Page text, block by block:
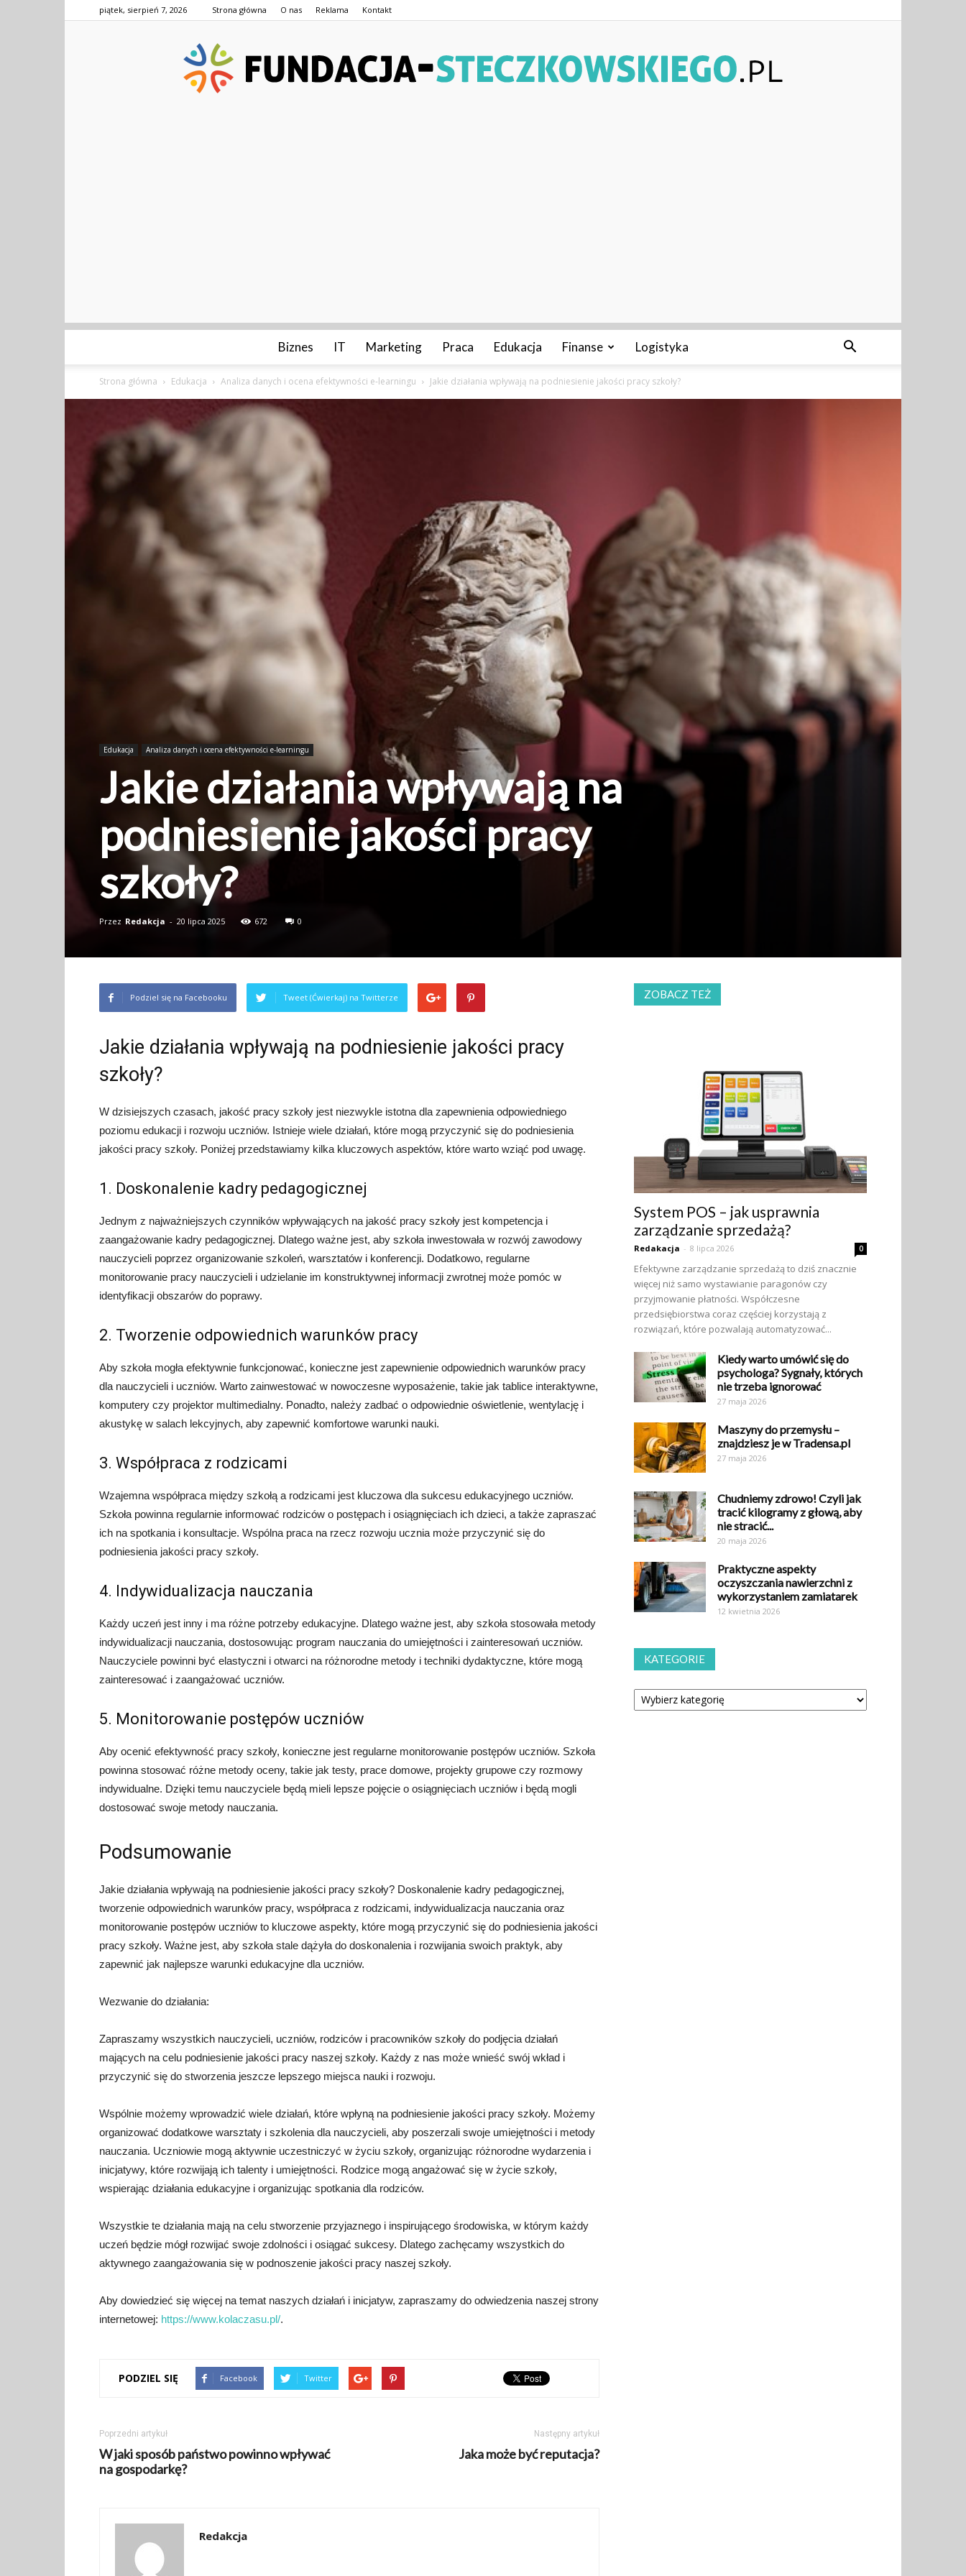
piątek, sierpień 7, 2026 Strona główna O nas Reklama Kontakt
Biznes IT Marketing Praca Edukacja Finanse Logistyka
Strona główna Edukacja Analiza danych i ocena efektywności e-learningu Jakie działania wpływają na podniesienie jakości pracy szkoły?
Edukacja Analiza danych i ocena efektywności e-learningu
Jakie działania wpływają na
podniesienie jakości pracy
szkoły?
Przez Redakcja - 20 lipca 2025 672 0
Podziel się na Facebooku Tweet (Ćwierkaj) na Twitterze
Jakie działania wpływają na podniesienie jakości pracy
szkoły?
W dzisiejszych czasach, jakość pracy szkoły jest niezwykle istotna dla zapewnienia odpowiedniego
poziomu edukacji i rozwoju uczniów. Istnieje wiele działań, które mogą przyczynić się do podniesienia
jakości pracy szkoły. Poniżej przedstawiamy kilka kluczowych aspektów, które warto wziąć pod uwagę.
1. Doskonalenie kadry pedagogicznej
Jednym z najważniejszych czynników wpływających na jakość pracy szkoły jest kompetencja i
zaangażowanie kadry pedagogicznej. Dlatego ważne jest, aby szkoła inwestowała w rozwój zawodowy
nauczycieli poprzez organizowanie szkoleń, warsztatów i konferencji. Dodatkowo, regularne
monitorowanie pracy nauczycieli i udzielanie im konstruktywnej informacji zwrotnej może pomóc w
identyfikacji obszarów do poprawy.
2. Tworzenie odpowiednich warunków pracy
Aby szkoła mogła efektywnie funkcjonować, konieczne jest zapewnienie odpowiednich warunków pracy
dla nauczycieli i uczniów. Warto zainwestować w nowoczesne wyposażenie, takie jak tablice interaktywne,
komputery czy projektor multimedialny. Ponadto, należy zadbać o odpowiednie oświetlenie, wentylację i
akustykę w salach lekcyjnych, aby zapewnić komfortowe warunki nauki.
3. Współpraca z rodzicami
Wzajemna współpraca między szkołą a rodzicami jest kluczowa dla sukcesu edukacyjnego uczniów.
Szkoła powinna regularnie informować rodziców o postępach i osiągnięciach ich dzieci, a także zapraszać
ich na spotkania i konsultacje. Wspólna praca na rzecz rozwoju ucznia może przyczynić się do
podniesienia jakości pracy szkoły.
4. Indywidualizacja nauczania
Każdy uczeń jest inny i ma różne potrzeby edukacyjne. Dlatego ważne jest, aby szkoła stosowała metody
indywidualizacji nauczania, dostosowując program nauczania do umiejętności i zainteresowań uczniów.
Nauczyciele powinni być elastyczni i otwarci na różnorodne metody i techniki dydaktyczne, które mogą
zainteresować i zaangażować uczniów.
5. Monitorowanie postępów uczniów
Aby ocenić efektywność pracy szkoły, konieczne jest regularne monitorowanie postępów uczniów. Szkoła
powinna stosować różne metody oceny, takie jak testy, prace domowe, projekty grupowe czy rozmowy
indywidualne. Dzięki temu nauczyciele będą mieli lepsze pojęcie o osiągnięciach uczniów i będą mogli
dostosować swoje metody nauczania.
Podsumowanie
Jakie działania wpływają na podniesienie jakości pracy szkoły? Doskonalenie kadry pedagogicznej,
tworzenie odpowiednich warunków pracy, współpraca z rodzicami, indywidualizacja nauczania oraz
monitorowanie postępów uczniów to kluczowe aspekty, które mogą przyczynić się do podniesienia jakości
pracy szkoły. Ważne jest, aby szkoła stale dążyła do doskonalenia i rozwijania swoich praktyk, aby
zapewnić jak najlepsze warunki edukacyjne dla uczniów.
Wezwanie do działania:
Zapraszamy wszystkich nauczycieli, uczniów, rodziców i pracowników szkoły do podjęcia działań
mających na celu podniesienie jakości pracy naszej szkoły. Każdy z nas może wnieść swój wkład i
przyczynić się do stworzenia jeszcze lepszego miejsca nauki i rozwoju.
Wspólnie możemy wprowadzić wiele działań, które wpłyną na podniesienie jakości pracy szkoły. Możemy
organizować dodatkowe warsztaty i szkolenia dla nauczycieli, aby poszerzali swoje umiejętności i metody
nauczania. Uczniowie mogą aktywnie uczestniczyć w życiu szkoły, organizując różnorodne wydarzenia i
inicjatywy, które rozwijają ich talenty i umiejętności. Rodzice mogą angażować się w życie szkoły,
wspierając działania edukacyjne i organizując spotkania dla rodziców.
Wszystkie te działania mają na celu stworzenie przyjaznego i inspirującego środowiska, w którym każdy
uczeń będzie mógł rozwijać swoje zdolności i osiągać sukcesy. Dlatego zachęcamy wszystkich do
aktywnego zaangażowania się w podnoszenie jakości pracy naszej szkoły.
Aby dowiedzieć się więcej na temat naszych działań i inicjatyw, zapraszamy do odwiedzenia naszej strony
internetowej: https://www.kolaczasu.pl/.
PODZIEL SIĘ Facebook Twitter
Poprzedni artykuł
W jaki sposób państwo powinno wpływać
na gospodarkę?
Następny artykuł
Jaka może być reputacja?
Redakcja
ZOBACZ TEŻ
System POS – jak usprawnia
zarządzanie sprzedażą?
Redakacja - 8 lipca 2026 0
Efektywne zarządzanie sprzedażą to dziś znacznie
więcej niż samo wystawianie paragonów czy
przyjmowanie płatności. Współczesne
przedsiębiorstwa coraz częściej korzystają z
rozwiązań, które pozwalają automatyzować...
Kiedy warto umówić się do
psychologa? Sygnały, których
nie trzeba ignorować
27 maja 2026
Maszyny do przemysłu –
znajdziesz je w Tradensa.pl
27 maja 2026
Chudniemy zdrowo! Czyli jak
tracić kilogramy z głową, aby
nie stracić...
20 maja 2026
Praktyczne aspekty
oczyszczania nawierzchni z
wykorzystaniem zamiatarek
12 kwietnia 2026
KATEGORIE
Kategorie